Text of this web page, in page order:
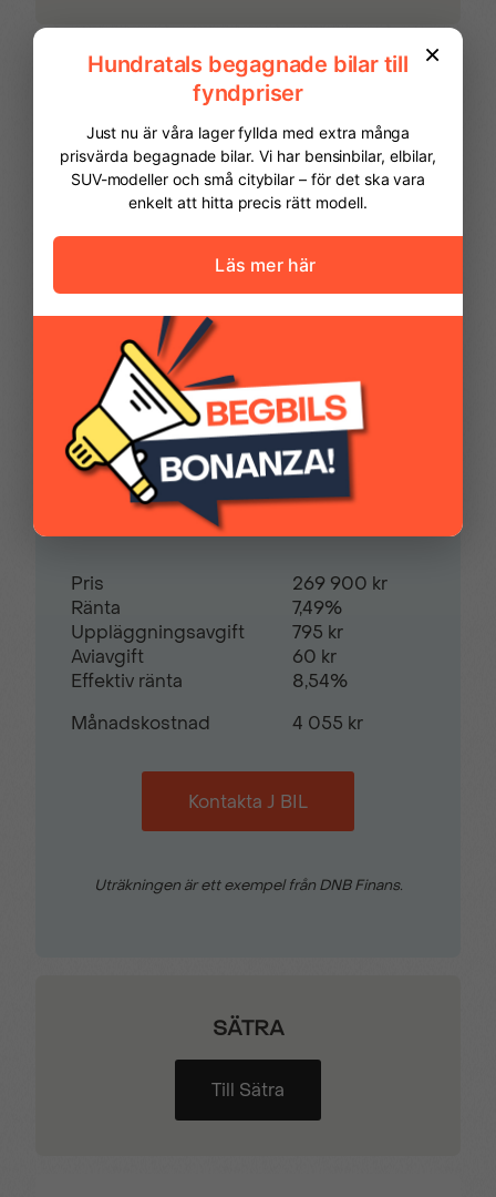
ISOFIX-fästen bak ISOFIX-fästen fram
Ljussensor
Läslampa Lättmetallfälgar
Rails
Servostyrning
Sidokrockgardiner Sminkspegel
Svensksåld
Sätesvärme (fram) Tonade rutor
Touch-/Pekskärm Trötthetsvarnare
Alufälgar Antisladdsystem
FINANSIERING
Vi hjälper dig att ordna finansiering av
månadskostnad och även göra en
ansökan online.
Kontantinsats67 475,00 kr
Avbetalningstid månader
Restvärde0%
Pris
269 900 kr
Ränta
7,49%
Uppläggningsavgift
795 kr
Aviavgift
60 kr
Effektiv ränta
8,54%
Månadskostnad
4 055 kr
Kontakta J BIL
Uträkningen är ett exempel från DNB Finans.
SÄTRA
Till Sätra